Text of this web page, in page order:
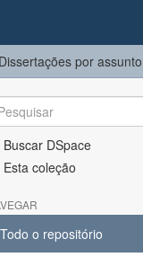
por assunto
Buscar DSpace
Esta coleção
Todo o repositório